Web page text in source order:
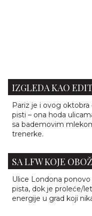
IZGLEDA KAO
Pariz je i ovog
pisti – ona hoda
sa bademovim
trenerke.
SA LFW KOJE
Ulice Londona
pista, dok je proleće/
energije u grad koji